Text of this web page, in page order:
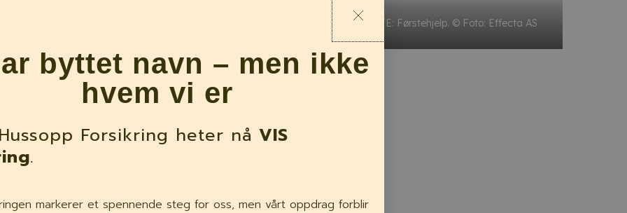
TAKLEKKASJE: Førstehjelp. © Foto: Effecta AS
og fuktskader
byttet navn – men ikke
hvem vi er
Forsikring heter nå VIS
.
markerer et spennende steg for oss, men vårt oppdrag forblir